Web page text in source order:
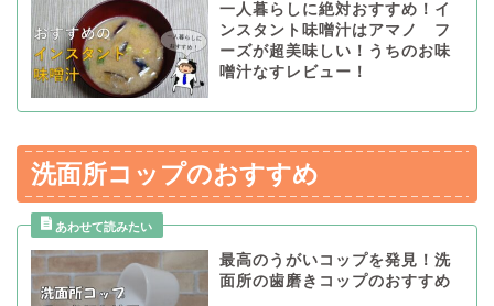
一人暮らしに絶対おすすめ！イ
ンスタント味噌汁はアマノ フ
ーズが超美味しい！うちのお味
噌汁なすレビュー！
洗面所コップのおすすめ
最高のうがいコップを発見！洗
面所の歯磨きコップのおすすめ